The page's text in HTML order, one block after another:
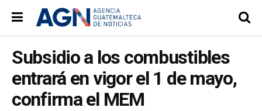
Subsidio a los combustibles
entrará en vigor el 1 de mayo,
confirma el MEM